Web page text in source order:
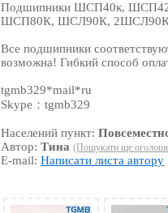
Подшипники ШСП40к,
ШСП80К, ШСЛ90К, 2ШСЛ90К,
Все подшипники
возможна! Гибкий способ
tgmb329*mail*ru
Skype：tgmb329
Населений пункт:
Автор:Тина (Пошукати ще
E-mail:Написати листа автору